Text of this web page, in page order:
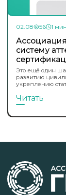
02.08 56 1 мин
систему
Это ещё один
развитию
укреплению
Читать